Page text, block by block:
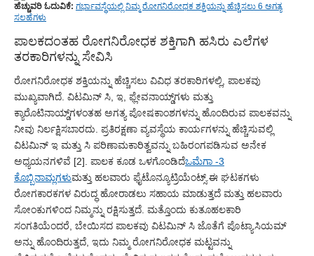
ಹೆಚ್ಚುವರಿ ಓದುವಿಕೆ: ಗರ್ಭಾವಸ್ಥೆಯಲ್ಲಿ ನಿಮ್ಮ ರೋಗನಿರೋಧಕ ಶಕ್ತಿಯನ್ನು ಹೆಚ್ಚಿಸಲು 6 ಅಗತ್ಯ
ಸಲಹೆಗಳು
ಪಾಲಕದಂತಹ ರೋಗನಿರೋಧಕ ಶಕ್ತಿಗಾಗಿ ಹಸಿರು ಎಲೆಗಳ
ತರಕಾರಿಗಳನ್ನು ಸೇವಿಸಿ
ರೋಗನಿರೋಧಕ ಶಕ್ತಿಯನ್ನು ಹೆಚ್ಚಿಸಲು ವಿವಿಧ ತರಕಾರಿಗಳಲ್ಲಿ, ಪಾಲಕವು
ಮುಖ್ಯವಾಗಿದೆ. ವಿಟಮಿನ್ ಸಿ, ಇ, ಫ್ಲೇವನಾಯ್ಡ್‌ಗಳು ಮತ್ತು
ಕ್ಯಾರೊಟಿನಾಯ್ಡ್‌ಗಳಂತಹ ಅಗತ್ಯ ಪೋಷಕಾಂಶಗಳನ್ನು ಹೊಂದಿರುವ ಪಾಲಕವನ್ನು
ನೀವು ನಿರ್ಲಕ್ಷಿಸಬಾರದು. ಪ್ರತಿರಕ್ಷಣಾ ವ್ಯವಸ್ಥೆಯ ಕಾರ್ಯಗಳನ್ನು ಹೆಚ್ಚಿಸುವಲ್ಲಿ
ವಿಟಮಿನ್ ಇ ಮತ್ತು ಸಿ ಪರಿಣಾಮಕಾರಿತ್ವವನ್ನು ಬಹಿರಂಗಪಡಿಸುವ ಅನೇಕ
ಅಧ್ಯಯನಗಳಿವೆ [2]. ಪಾಲಕ ಕೂಡ ಒಳಗೊಂಡಿದೆಒಮೆಗಾ -3
ಕೊಬ್ಬಿನಾಮ್ಲಗಳುಮತ್ತು ಹಲವಾರು ಫೈಟೊನ್ಯೂಟ್ರಿಯೆಂಟ್ಸ್.ಈ ಘಟಕಗಳು
ರೋಗಕಾರಕಗಳ ವಿರುದ್ಧ ಹೋರಾಡಲು ಸಹಾಯ ಮಾಡುತ್ತದೆ ಮತ್ತು ಹಲವಾರು
ಸೋಂಕುಗಳಿಂದ ನಿಮ್ಮನ್ನು ರಕ್ಷಿಸುತ್ತದೆ. ಮತ್ತೊಂದು ಕುತೂಹಲಕಾರಿ
ಸಂಗತಿಯೆಂದರೆ, ಬೇಯಿಸದ ಪಾಲಕವು ವಿಟಮಿನ್ ಸಿ ಜೊತೆಗೆ ಪೊಟ್ಯಾಸಿಯಮ್
ಅನ್ನು ಹೊಂದಿರುತ್ತದೆ, ಇದು ನಿಮ್ಮ ರೋಗನಿರೋಧಕ ಮಟ್ಟವನ್ನು